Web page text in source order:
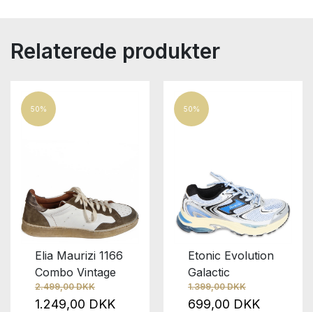
Relaterede produkter
50%
Elia Maurizi 1166
Combo Vintage
2.499,00 DKK
1.249,00 DKK
50%
Etonic Evolution
Galactic
1.399,00 DKK
699,00 DKK